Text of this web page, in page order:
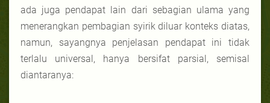
ada juga pendapat lain dari sebagian ulama yang
menerangkan pembagian syirik diluar konteks diatas,
namun, sayangnya penjelasan pendapat ini tidak
terlalu universal, hanya bersifat parsial, semisal
diantaranya: